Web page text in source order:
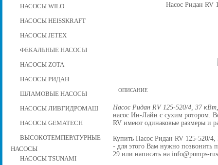
НАСОСЫ WILO
НАСОСЫ HEISSKRAFT
НАСОСЫ JETEX
ФЕКАЛЬНЫЕ НАСОСЫ
НАСОСЫ ZOTA
НАСОСЫ РИДАН
ШЛАМОВЫЕ НАСОСЫ
НАСОСЫ ЛИВГИДРОМАШ
НАСОСЫ GEMATECH
ВЫСОКОТЕМПЕРАТУРНЫЕ
НАСОСЫ
НАСОСЫ TSUNAMI
Насос Ридан RV
ОПИСАНИЕ
Насос Ридан RV 125-520/4, 37
насос Ин-Лайн с сухим ротором.
RV имеют одинаковые размеры и
Купить Насос Ридан RV 125-520/
- для этого Вам нужно позвонить
29 или написать на info@pumps-